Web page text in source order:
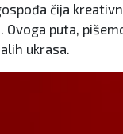
čija
Ovoga puta,
ukrasa.